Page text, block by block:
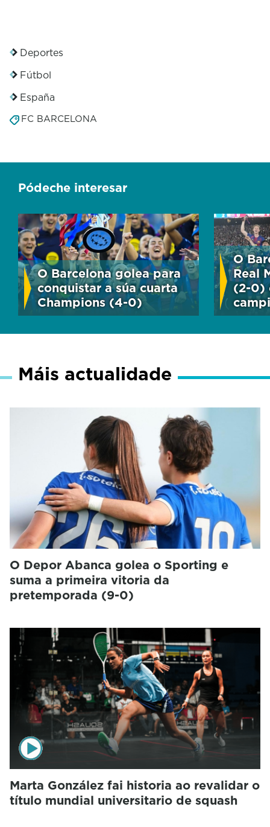
Deportes
Fútbol
España
FC BARCELONA
Pódeche interesar
O Barcelona golea para
conquistar a súa cuarta
Champions (4-0)
O
Real
(2-0)
Máis actualidade
O Depor Abanca golea o Sporting e
suma a primeira vitoria da
pretemporada (9-0)
Marta González fai historia ao revalidar o
título mundial universitario de squash